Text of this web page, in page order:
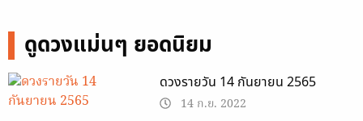
ดูดวงแม่นๆ ยอดนิยม
ดวงรายวัน 14 กันยายน 2565
14 ก.ย. 2022